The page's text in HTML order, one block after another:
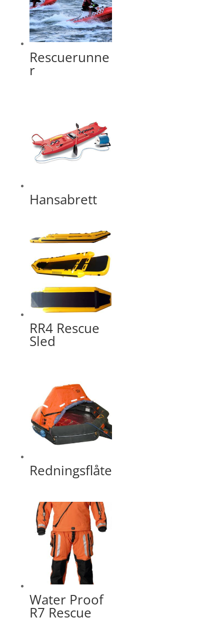
Rescuerunne
r
Hansabrett
RR4 Rescue
Sled
Redningsflåte
Water Proof
R7 Rescue